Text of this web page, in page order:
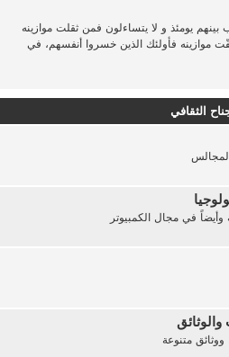
يومئذ و لا يتساءلون فمن ثقلت موازينه
موازينه فأولئك الذين خسروا أنفسهم، في
الثقافي
وأيضاً في مجال الكمبيوتر
متنوعة